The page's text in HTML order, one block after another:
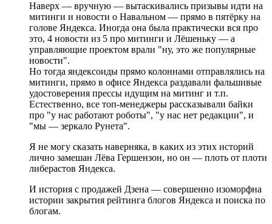
Наверх — вручную — вытаскивались призывы идти на
митинги и новости о Навальном — прямо в пятёрку на
голове Яндекса. Иногда она была практически вся про
это, 4 новости из 5 про митинги и Лёшеньку — а
управляющие проектом врали "ну, это же популярные
новости".
Но тогда яндексоиды прямо колоннами отправлялись на
митинги, прямо в офисе Яндекса раздавали фальшивые
удостоверения прессы идущим на митинг и т.п.
Естественно, все топ-менеджеры рассказывали байки
про "у нас работают роботы", "у нас нет редакции", и
"мы — зеркало Рунета".
Я не могу сказать наверняка, в каких из этих историй
лично замешан Лёва Гершензон, но он — плоть от плоти
либерастов Яндекса.
И история с продажей Дзена — совершенно изоморфна
истории закрытия рейтинга блогов Яндекса и поиска по
блогам.